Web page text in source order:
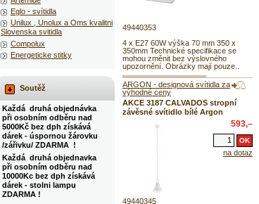
49440353
4 x E27 60W výška 70 mm 350 x
350mm Technické specifikace se
mohou změnit bez výslovného
upozornění. Obrázky mají pouze..
ARGON - designová svítidla za
výhodné ceny
AKCE 3187 CALVADOS stropní
závěsné svítidlo bílé Argon
593,–
na dotaz
49440345
Eglo - svítidla
Unilux , Unolux a Oms kvalitni
Slovenska svitidla
Compolux
Energeticke stitky
Soutěž
Každá druhá objednávka
při osobním odběru nad
5000Kč bez dph získává
dárek - úspornou žárovku
/zářivku/ ZDARMA !
Každá druhá objednavka
při osobním odběru nad
10000Kc bez dph získává
dárek - stolni lampu
ZDARMA !